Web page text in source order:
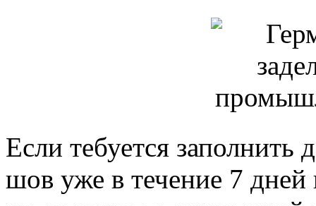
Если тебуется
шов уже в течение 7 дней